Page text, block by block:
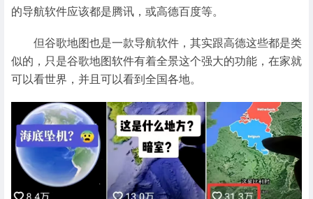
的导航软件应该都是腾讯，或高德百度等。
但谷歌地图也是一款导航软件，其实跟高德这些都是类
似的，只是谷歌地图软件有着全景这个强大的功能，在家就
可以看世界，并且可以看到全国各地。